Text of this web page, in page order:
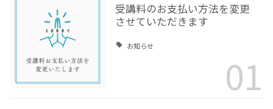
受講料のお支払い方法を変更
させていただきます
お知らせ
01